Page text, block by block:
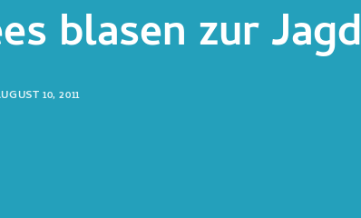
blasen zur Jagd
10, 2011